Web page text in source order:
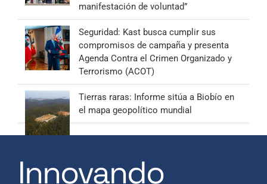
manifestación de voluntad”
Seguridad: Kast busca cumplir sus
compromisos de campaña y presenta
Agenda Contra el Crimen Organizado y
Terrorismo (ACOT)
Tierras raras: Informe sitúa a Biobío en
el mapa geopolítico mundial
Innovando